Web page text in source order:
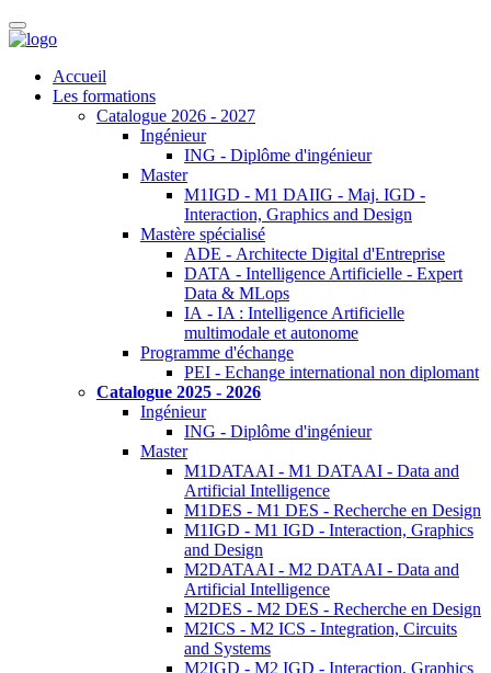
Accueil
Les formations
Catalogue 2026 - 2027
Ingénieur
ING - Diplôme d'ingénieur
Master
M1IGD - M1 DAIIG - Maj. IGD -
Interaction, Graphics and Design
Mastère spécialisé
ADE - Architecte Digital d'Entreprise
DATA - Intelligence Artificielle - Expert
Data & MLops
IA - IA : Intelligence Artificielle
multimodale et autonome
Programme d'échange
PEI - Echange international non diplomant
Catalogue 2025 - 2026
Ingénieur
ING - Diplôme d'ingénieur
Master
M1DATAAI - M1 DATAAI - Data and
Artificial Intelligence
M1DES - M1 DES - Recherche en Design
M1IGD - M1 IGD - Interaction, Graphics
and Design
M2DATAAI - M2 DATAAI - Data and
Artificial Intelligence
M2DES - M2 DES - Recherche en Design
M2ICS - M2 ICS - Integration, Circuits
and Systems
M2IGD - M2 IGD - Interaction, Graphics